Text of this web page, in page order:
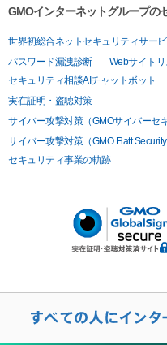
GMOインターネットグループの
世界初総合ネットセキュリティサー
パスワード漏洩診断
Webサイト
セキュリティ相談AIチャットボット
実在証明・盗聴対策
サイバー攻撃対策（GMOサイバーセ
サイバー攻撃対策（GMO Flatt Security
セキュリティ事業の軌跡